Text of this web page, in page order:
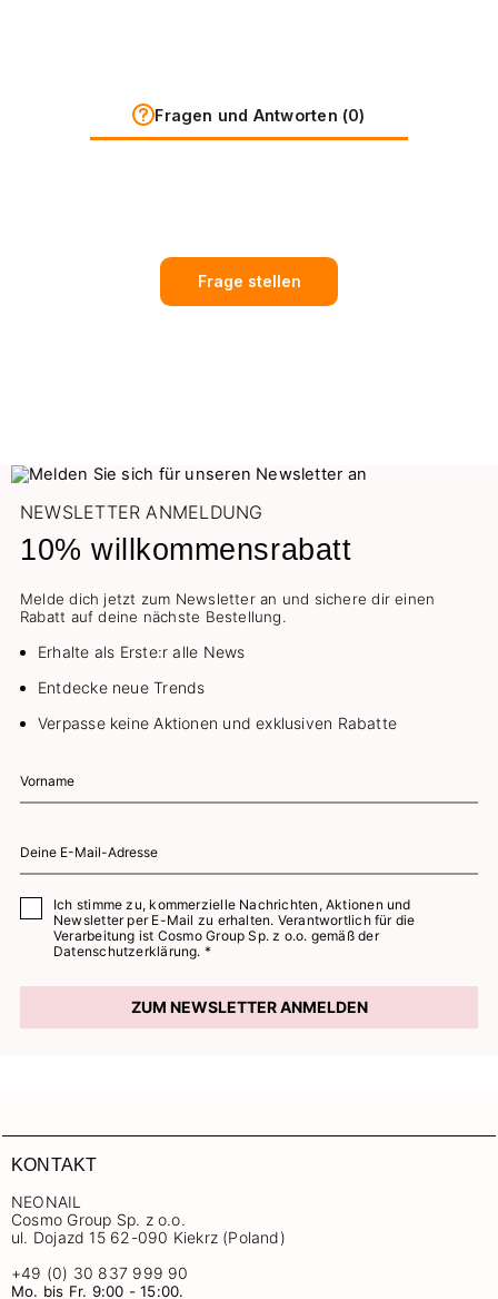
Fragen und Antworten (0)
Frage stellen
NEWSLETTER ANMELDUNG
10% willkommensrabatt
Melde dich jetzt zum Newsletter an und sichere dir einen
Rabatt auf deine nächste Bestellung.
Erhalte als Erste:r alle News
Entdecke neue Trends
Verpasse keine Aktionen und exklusiven Rabatte
Ich stimme zu, kommerzielle Nachrichten, Aktionen und
Newsletter per E-Mail zu erhalten. Verantwortlich für die
Verarbeitung ist Cosmo Group Sp. z o.o. gemäß der
Datenschutzerklärung. *
ZUM NEWSLETTER ANMELDEN
KONTAKT
NEONAIL
Cosmo Group Sp. z o.o.
ul. Dojazd 15 62-090 Kiekrz (Poland)
+49 (0) 30 837 999 90
Mo. bis Fr. 9:00 - 15:00.